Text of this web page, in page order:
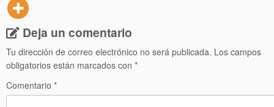
Deja un comentario
Tu dirección de correo electrónico no será publicada. Los campos
obligatorios están marcados con *
Comentario *